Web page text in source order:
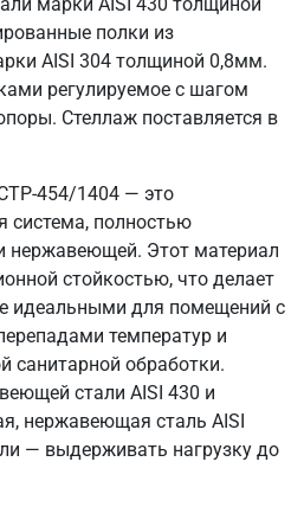
полки из
AISI 304 толщиной 0,8мм.
регулируемое с шагом
Стеллаж поставляется в
454/1404 — это
система, полностью
нержавеющей. Этот материал
стойкостью, что делает
идеальными для помещений с
температур и
санитарной обработки.
стали AISI 430 и
нержавеющая сталь AISI
— выдерживать нагрузку до